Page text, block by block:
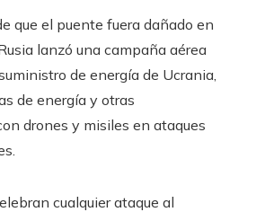
que el puente fuera dañado en
lanzó una campaña aérea
de energía de Ucrania,
de energía y otras
drones y misiles en ataques
cualquier ataque al